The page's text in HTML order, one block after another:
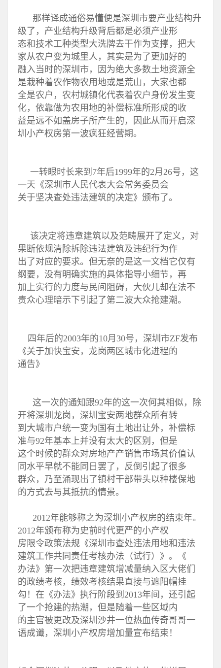
那样译成通俗易懂便是深圳市要产业结构升
级了，产业结构升级背后都是必须产业形
态和技术工种类型大洗牌去干作为支撑，把大
家从农户变为城里人，其实是为了更加好的
融入当时的深圳市，因为绝大多数土地资源全
是栽种着农作物农用地或是荒山，大家也都
全是农户，农村城镇化代表着农户身份发生变
化，依靠做为农用地的补偿标准所形成的收
益是远不如盖房子所产生的，因此从而开启深
圳小产权房第一波疯狂经营期。
一转眼时长来到7年后1999年的2月26号，这
一天《深圳市人民代表大会常务委员会
关于坚决查处违法建筑的决定》颁布了。
该决定将违章建筑以及范畴展开了定义，对
果断依规清除拆除违法建筑及违纪行为作
出了对应的要求。但无奈的是这一文档它仅有
纲要，没有明确实施的具体指导小细节，再
加上实行的力度与民间阻碍，大伙儿却在法不
责众心理暗示下引起了第二波大众抢建潮。
四年后的2003年的10月30号，深圳市ZF发布
《关于加快宝安，龙岗两区城市化进程的
通告》
这一次的通知跟92年的这一次何其相似，除
开将深圳龙岗，深圳宝安两地群众所有转
到大城市户统一变为国有土地出让外，补偿标
准与92年基本上并没有太大的区别，但是
这个时候的群众对房地产产销售市场其价值认
同水平早就不能同日罢了，反倒引起了很多
群众，乃至涌现出了镇村干部带头以种楼保地
的方式去与其抵抗的情景。
2012年能够称之为深圳小产权房的结束年。
2012年颁布称为史前时代更严的小产权
房限令政策法规《深圳市查处违法用地和违法
建筑工作共同责任考核办法（试行）》。《
办法》第一次把违章建筑增减量纳入区大佬们
的政绩考核，绩效考核结果直接与遮阳帽挂
勾！在《办法》执行阶段到2013年间，还引起
了一个抢建的热潮，但是随着一些区域内
的主官被更改及深圳沙井一位热血传奇哥哥一
语成谶，深圳小产权房增加量宣布结束！